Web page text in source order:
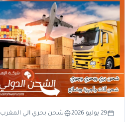
29 يوليو 2026 شحن بحري الي المغرب